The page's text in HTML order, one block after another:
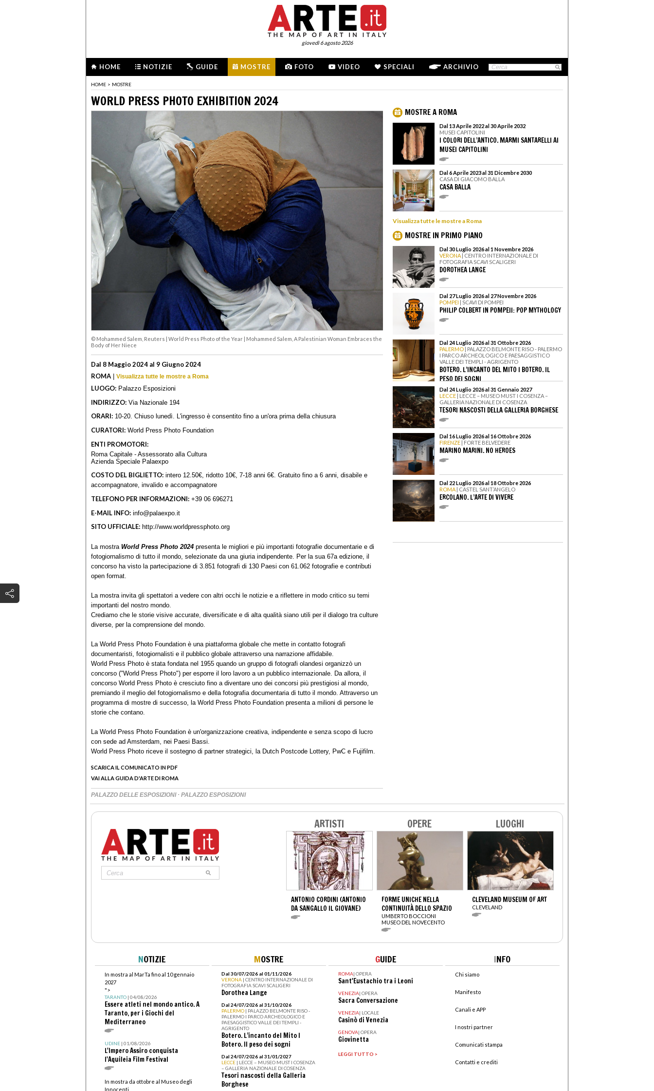
giovedì 6 agosto 2026
HOME NOTIZIE GUIDE MOSTRE FOTO VIDEO SPECIALI ARCHIVIO
HOME > MOSTRE
WORLD PRESS PHOTO EXHIBITION 2024
© Mohammed Salem, Reuters
World Press Photo of the Year | Mohammed Salem, A Palestinian Woman Embraces the
Body of Her Niece
Dal 8 Maggio 2024 al 9 Giugno 2024
ROMA | Visualizza tutte le mostre a Roma
LUOGO: Palazzo Esposizioni
INDIRIZZO: Via Nazionale 194
ORARI: 10-20. Chiuso lunedì. L'ingresso è consentito fino a un'ora prima della chiusura
CURATORI: World Press Photo Foundation
ENTI PROMOTORI:
Roma Capitale - Assessorato alla Cultura
Azienda Speciale Palaexpo
COSTO DEL BIGLIETTO: intero 12.50€, ridotto 10€, 7-18 anni 6€. Gratuito fino a 6 anni, disabile e
accompagnatore, invalido e accompagnatore
TELEFONO PER INFORMAZIONI: +39 06 696271
E-MAIL INFO: info@palaexpo.it
SITO UFFICIALE: http://www.worldpressphoto.org
La mostra World Press Photo 2024 presenta le migliori e più importanti fotografie documentarie e di
fotogiornalismo di tutto il mondo, selezionate da una giuria indipendente. Per la sua 67a edizione, il
concorso ha visto la partecipazione di 3.851 fotografi di 130 Paesi con 61.062 fotografie e contributi
open format.
La mostra invita gli spettatori a vedere con altri occhi le notizie e a riflettere in modo critico su temi
importanti del nostro mondo.
Crediamo che le storie visive accurate, diversificate e di alta qualità siano utili per il dialogo tra culture
diverse, per la comprensione del mondo.
La World Press Photo Foundation è una piattaforma globale che mette in contatto fotografi
documentaristi, fotogiornalisti e il pubblico globale attraverso una narrazione affidabile.
World Press Photo è stata fondata nel 1955 quando un gruppo di fotografi olandesi organizzò un
concorso ("World Press Photo") per esporre il loro lavoro a un pubblico internazionale. Da allora, il
concorso World Press Photo è cresciuto fino a diventare uno dei concorsi più prestigiosi al mondo,
premiando il meglio del fotogiornalismo e della fotografia documentaria di tutto il mondo. Attraverso un
programma di mostre di successo, la World Press Photo Foundation presenta a milioni di persone le
storie che contano.
La World Press Photo Foundation è un'organizzazione creativa, indipendente e senza scopo di lucro
con sede ad Amsterdam, nei Paesi Bassi.
World Press Photo riceve il sostegno di partner strategici, la Dutch Postcode Lottery, PwC e Fujifilm.
SCARICA IL COMUNICATO IN PDF
VAI ALLA GUIDA D'ARTE DI ROMA
PALAZZO DELLE ESPOSIZIONI · PALAZZO ESPOSIZIONI
MOSTRE A ROMA
Dal 13 Aprile 2022 al 30 Aprile 2032
MUSEI CAPITOLINI
I COLORI DELL’ANTICO. MARMI SANTARELLI AI
MUSEI CAPITOLINI
Dal 6 Aprile 2023 al 31 Dicembre 2030
CASA DI GIACOMO BALLA
CASA BALLA
Visualizza tutte le mostre a Roma
MOSTRE IN PRIMO PIANO
Dal 30 Luglio 2026 al 1 Novembre 2026
VERONA | CENTRO INTERNAZIONALE DI
FOTOGRAFIA SCAVI SCALIGERI
DOROTHEA LANGE
Dal 27 Luglio 2026 al 27 Novembre 2026
POMPEI | SCAVI DI POMPEI
PHILIP COLBERT IN POMPEII: POP MYTHOLOGY
Dal 24 Luglio 2026 al 31 Ottobre 2026
PALERMO | PALAZZO BELMONTE RISO - PALERMO
I PARCO ARCHEOLOGICO E PAESAGGISTICO
VALLE DEI TEMPLI - AGRIGENTO
BOTERO. L’INCANTO DEL MITO I BOTERO. IL
PESO DEI SOGNI
Dal 24 Luglio 2026 al 31 Gennaio 2027
LECCE | LECCE – MUSEO MUST I COSENZA –
GALLERIA NAZIONALE DI COSENZA
TESORI NASCOSTI DELLA GALLERIA BORGHESE
Dal 16 Luglio 2026 al 16 Ottobre 2026
FIRENZE | FORTE BELVEDERE
MARINO MARINI. NO HEROES
Dal 22 Luglio 2026 al 18 Ottobre 2026
ROMA | CASTEL SANT’ANGELO
ERCOLANO. L’ARTE DI VIVERE
ARTISTI
ANTONIO CORDINI (ANTONIO
DA SANGALLO IL GIOVANE)
OPERE
FORME UNICHE NELLA
CONTINUITÀ DELLO SPAZIO
UMBERTO BOCCIONI
MUSEO DEL NOVECENTO
LUOGHI
CLEVELAND MUSEUM OF ART
CLEVELAND
NOTIZIE
In mostra al MarTa fino al 10 gennaio
2027
">
TARANTO| 04/08/2026
Essere atleti nel mondo antico. A
Taranto, per i Giochi del
Mediterraneo
UDINE| 01/08/2026
L'Impero Assiro conquista
l'Aquileia Film Festival
In mostra da ottobre al Museo degli
Innocenti
MOSTRE
Dal 30/07/2026 al 01/11/2026
VERONA | CENTRO INTERNAZIONALE DI
FOTOGRAFIA SCAVI SCALIGERI
Dorothea Lange
Dal 24/07/2026 al 31/10/2026
PALERMO | PALAZZO BELMONTE RISO -
PALERMO I PARCO ARCHEOLOGICO E
PAESAGGISTICO VALLE DEI TEMPLI -
AGRIGENTO
Botero. L’incanto del Mito I
Botero. Il peso dei sogni
Dal 24/07/2026 al 31/01/2027
LECCE | LECCE – MUSEO MUST I COSENZA
– GALLERIA NAZIONALE DI COSENZA
Tesori nascosti della Galleria
Borghese
GUIDE
ROMA| OPERA
Sant'Eustachio tra i Leoni
VENEZIA| OPERA
Sacra Conversazione
VENEZIA| LOCALE
Casinò di Venezia
GENOVA| OPERA
Giovinetta
LEGGI TUTTO >
INFO
Chi siamo
Manifesto
Canali e APP
I nostri partner
Comunicati stampa
Contatti e crediti